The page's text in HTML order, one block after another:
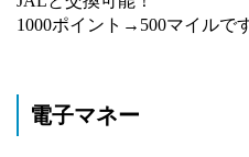
1000ポイント→500マイルです
電子マネー